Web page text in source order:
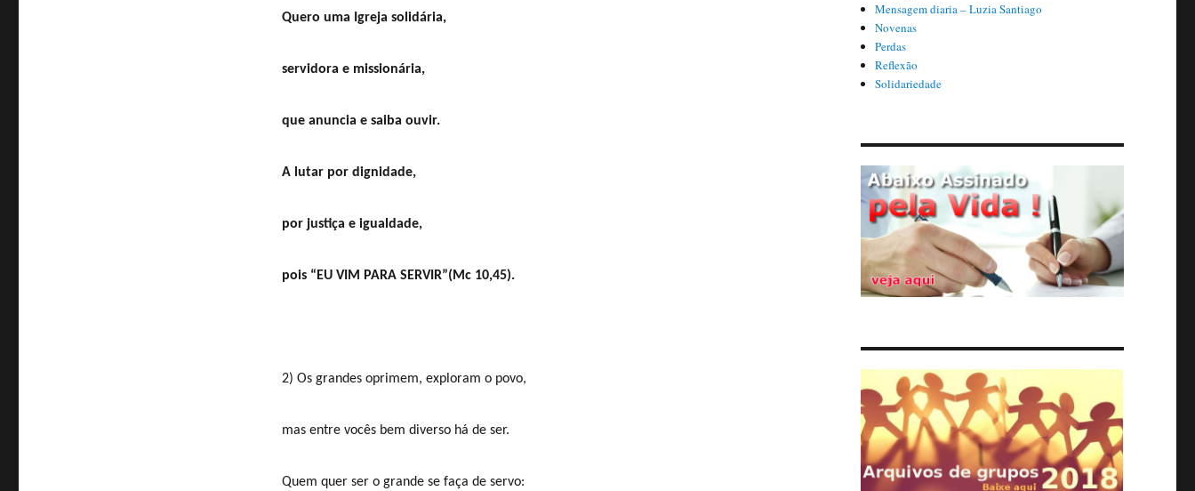
Quero uma Igreja solidária,
servidora e missionária,
que anuncia e saiba ouvir.
A lutar por dignidade,
por justiça e igualdade,
pois “EU VIM PARA SERVIR”(Mc 10,45).
2) Os grandes oprimem, exploram o povo,
mas entre vocês bem diverso há de ser.
Quem quer ser o grande se faça de servo:
Mensagem diaria – Luzia Santiago
Novenas
Perdas
Reflexão
Solidariedade